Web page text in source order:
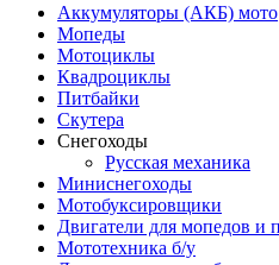
Аккумуляторы (АКБ) мото
Мопеды
Мотоциклы
Квадроциклы
Питбайки
Скутера
Снегоходы
Русская механика
Миниснегоходы
Мотобуксировщики
Двигатели для мопедов и
Мототехника б/у